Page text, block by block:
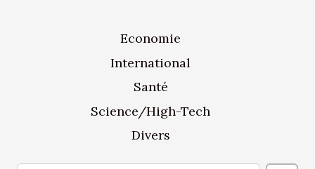
Economie
International
Santé
Science/High-Tech
Divers